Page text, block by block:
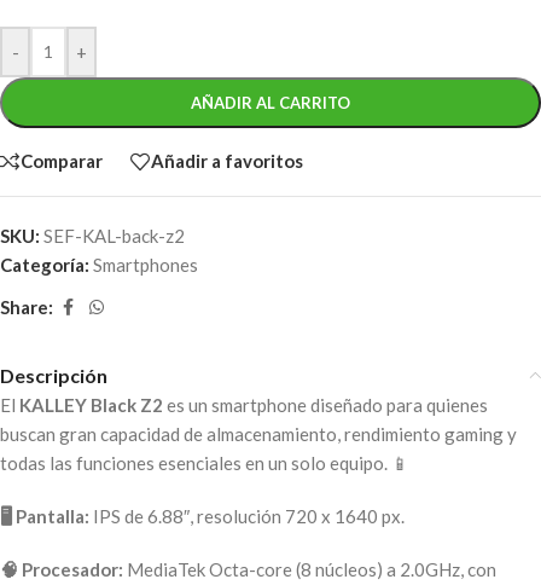
- +
AÑADIR AL CARRITO
Comparar Añadir a favoritos
SKU: SEF-KAL-back-z2
Categoría: Smartphones
Share:
Descripción
El KALLEY Black Z2 es un smartphone diseñado para quienes
buscan gran capacidad de almacenamiento, rendimiento gaming y
todas las funciones esenciales en un solo equipo. 📱
🖥️ Pantalla: IPS de 6.88″, resolución 720 x 1640 px.
🧠 Procesador: MediaTek Octa-core (8 núcleos) a 2.0GHz, con